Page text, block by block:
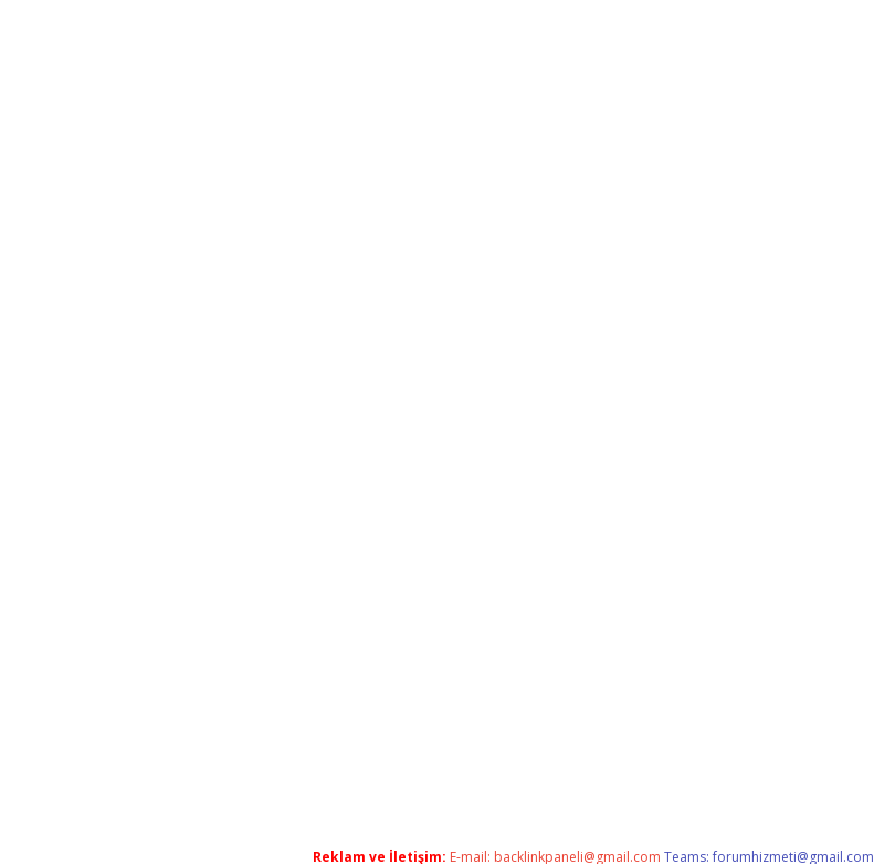
Reklam ve İletişim: E-mail: backlinkpaneli@gmail.com Teams:forumhizmeti@gmail.com